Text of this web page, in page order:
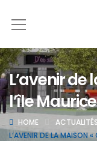
L’avenir de
l’île Maurice
HOME
ACTUALITÉS
L’AVENIR DE LA MAISON «